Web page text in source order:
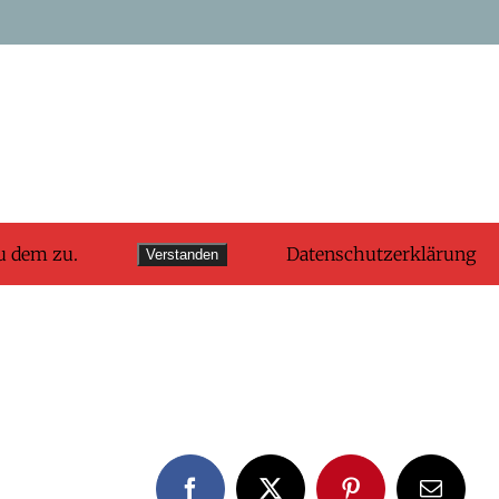
dem zu. Verstanden Datenschutzerklärung